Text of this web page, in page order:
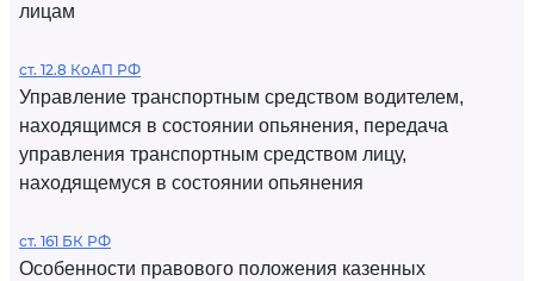
лицам
ст. 12.8 КоАП РФ
Управление транспортным средством водителем,
находящимся в состоянии опьянения, передача
управления транспортным средством лицу,
находящемуся в состоянии опьянения
ст. 161 БК РФ
Особенности правового положения казенных